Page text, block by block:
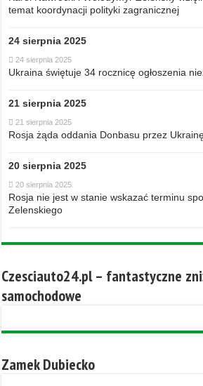
temat koordynacji polityki zagranicznej
24 sierpnia 2025
24 sierpnia 2025
Ukraina świętuje 34 rocznicę ogłoszenia
21 sierpnia 2025
21 sierpnia 2025
Rosja żąda oddania Donbasu przez
20 sierpnia 2025
20 sierpnia 2025
Rosja nie jest w stanie wskazać terminu
Zelenskiego
Czesciauto24.pl – fantastyczne
samochodowe
Zamek Dubiecko